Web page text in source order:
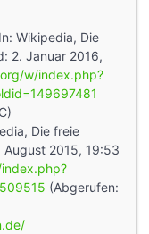
Wikipedia, Die
2. Januar 2016,
w/index.php?
Die freie
2015, 19:53
(Abgerufen: